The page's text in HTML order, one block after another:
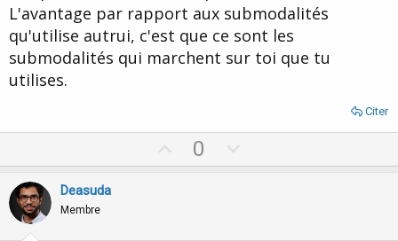
L'avantage par rapport aux submodalités
qu'utilise autrui, c'est que ce sont les
submodalités qui marchent sur toi que tu
utilises.
Citer
p
0
o
Deasuda
Membre